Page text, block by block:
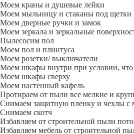
Моем краны и душевые лейки
Моем мыльницу и стаканы под щетки
Моем дверные ручки и замок
Моем зеркала и зеркальные
Пылесосим пол
Моем пол и плинтуса
Моем розетки/ выключатели
Моем шкафы внутри при условии,
Моем шкафы сверху
Моем настенный кафель
Протираем от пыли все мелкие и
Снимаем защитную пленку и чехлы с
Снимаем скотч
Избавляем от строительной пыли
Избавляем мебель от строительной